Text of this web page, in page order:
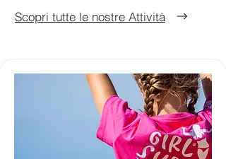
Scopri tutte le nostre Attività